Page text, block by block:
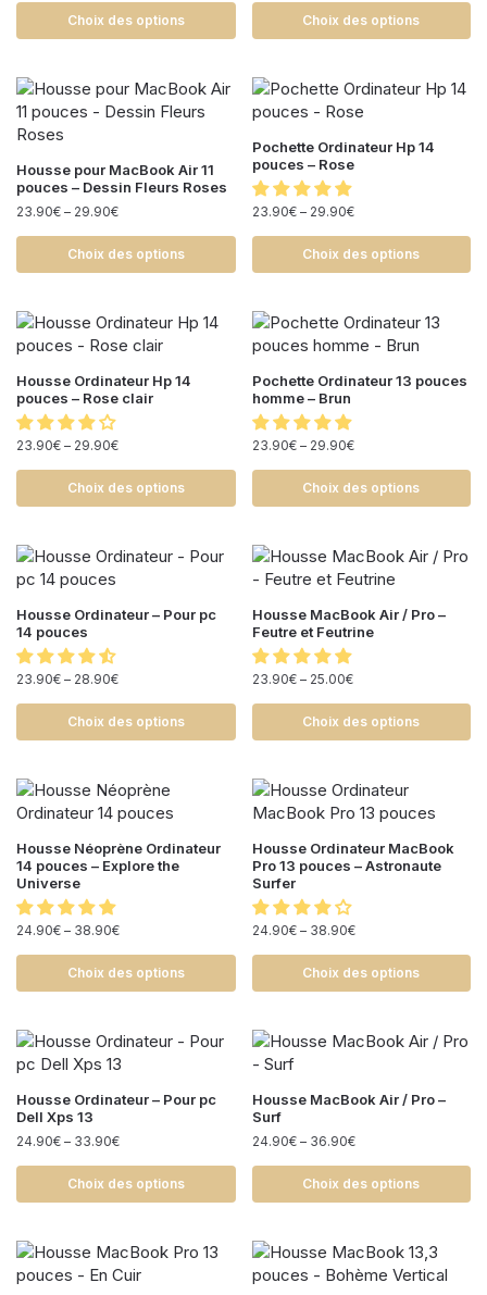
Choix des options Choix des options
Housse pour MacBook Air 11
pouces – Dessin Fleurs Roses
23.90€ – 29.90€
Choix des options
Pochette Ordinateur Hp 14
pouces – Rose
23.90€– 29.90€
Choix des options
Housse Ordinateur Hp 14
pouces – Rose clair
23.90€ – 29.90€
Choix des options
Pochette Ordinateur 13 pouces
homme – Brun
23.90€– 29.90€
Choix des options
Housse Ordinateur – Pour pc
14 pouces
23.90€ – 28.90€
Choix des options
Housse MacBook Air / Pro –
Feutre et Feutrine
23.90€– 25.00€
Choix des options
Housse Néoprène Ordinateur
14 pouces – Explore the
Universe
24.90€ – 38.90€
Choix des options
Housse Ordinateur MacBook
Pro 13 pouces – Astronaute
Surfer
24.90€– 38.90€
Choix des options
Housse Ordinateur – Pour pc
Dell Xps 13
24.90€ – 33.90€
Choix des options
Housse MacBook Air / Pro –
Surf
24.90€– 36.90€
Choix des options